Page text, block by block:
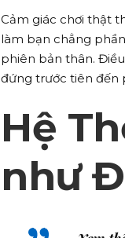
Cảm giác chơi thật
làm bạn chẳng
phiên bản thân.
đứng trước tiên đến
Hệ
như